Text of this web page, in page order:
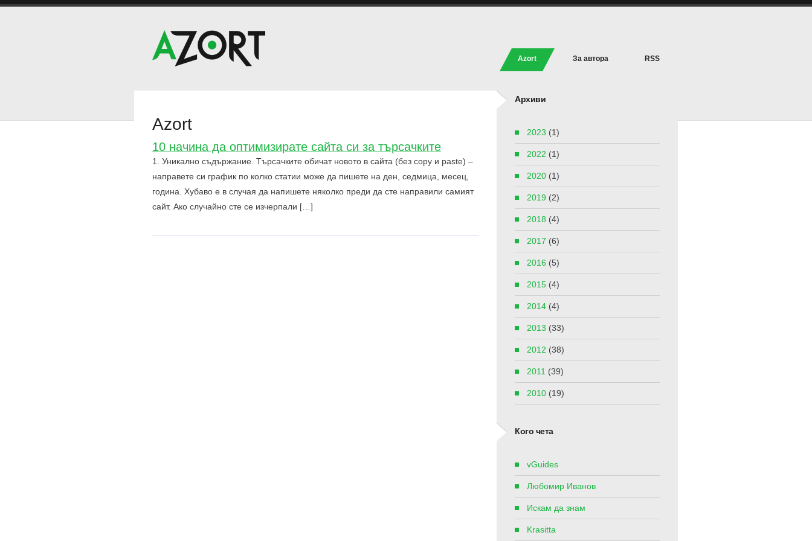
Azort За автора RSS
Azort
10 начина да оптимизирате сайта си за търсачките
1. Уникално съдържание. Търсачките обичат новото в сайта (без copy и paste) –
направете си график по колко статии може да пишете на ден, седмица, месец,
година. Хубаво е в случая да напишете няколко преди да сте направили самият
сайт. Ако случайно сте се изчерпали […]
Архиви
2023 (1)
2022 (1)
2020 (1)
2019 (2)
2018 (4)
2017 (6)
2016 (5)
2015 (4)
2014 (4)
2013 (33)
2012 (38)
2011 (39)
2010 (19)
Кого чета
vGuides
Любомир Иванов
Искам да знам
Krasitta